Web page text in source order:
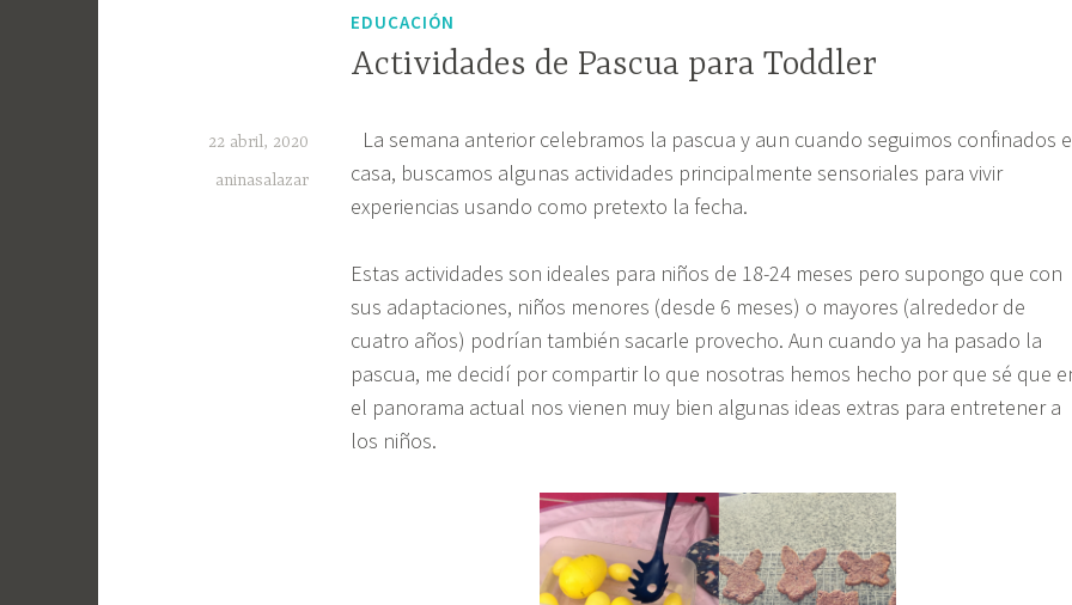
EDUCACIÓN
Actividades de Pascua para Toddler
22 abril, 2020
aninasalazar
La semana anterior celebramos la pascua y aun cuando seguimos confinados
casa, buscamos algunas actividades principalmente sensoriales para vivir
experiencias usando como pretexto la fecha.
Estas actividades son ideales para niños de 18-24 meses pero supongo que con
sus adaptaciones, niños menores (desde 6 meses) o mayores (alrededor de
cuatro años) podrían también sacarle provecho. Aun cuando ya ha pasado la
pascua, me decidí por compartir lo que nosotras hemos hecho por que sé que
el panorama actual nos vienen muy bien algunas ideas extras para entretener a
los niños.